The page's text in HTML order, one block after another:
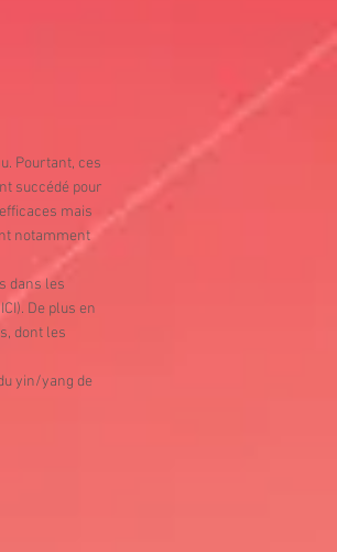
Pourtant, ces
succédé pour
mais
notamment
dans les
De plus en
dont les
yin/yang de